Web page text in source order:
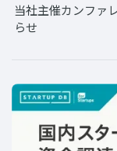
当社主催カンファ
らせ